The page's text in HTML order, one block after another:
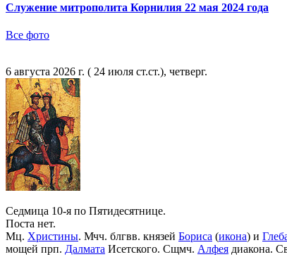
Служение митрополита Корнилия 22 мая 2024 года
Все фото
6 августа 2026 г. ( 24 июля ст.ст.), четверг.
Седмица 10-я по Пятидесятнице.
Поста нет.
Мц. Христины. Мчч. блгвв. князей Бориса (икона) и
мощей прп. Далмата Исетского. Сщмч. Алфея диакона.